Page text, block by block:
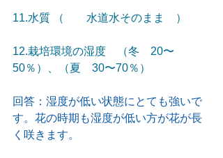
11.水質 （　　水道水そのまま　）
12.栽培環境の湿度　（冬　20〜
50％）、（夏　30〜70％）
回答：湿度が低い状態にとても強いで
す。花の時期も湿度が低い方が花が長
く咲きます。